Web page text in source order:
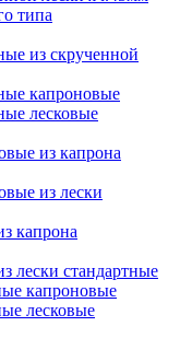
типа
из скрученной
капроновые
лесковые
из капрона
из лески
капрона
лески стандартные
капроновые
лесковые